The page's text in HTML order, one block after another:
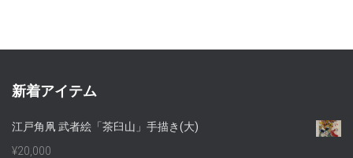
新着アイテム
江戸角凧 武者絵「茶臼山」手描き(大)
¥20,000